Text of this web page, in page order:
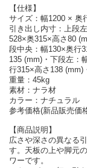
【仕様】
サイズ：幅1200 × 奥
引き出し内寸：上段
528×奥315×高さ80
段中央：幅130×奥行
135 (mm)・下段左：
行315×高さ138 (mm)
重量：45kg
素材：ナラ材
カラー：ナチュラル
参考価格(新品販売価
【商品説明】
広さや深さの異なる
す。天板の上や脚元
ワーです。